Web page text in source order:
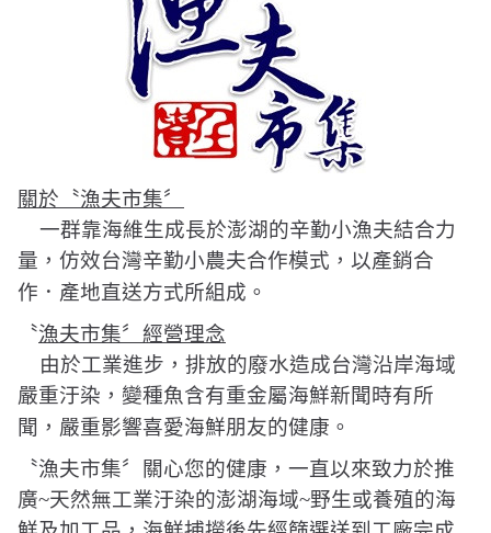
關於〝漁夫市集〞
一群靠海維生成長於澎湖的辛勤小漁夫結合力
量，仿效台灣辛勤小農夫合作模式，以產銷合
作．產地直送方式所組成 。
〝漁夫市集〞經營理念
由於工業進步，排放的廢水造成台灣沿岸海域
嚴重汙染，變種魚含有重金屬海鮮新聞時有所
聞，嚴重影響喜愛海鮮朋友的健康 。
〝漁夫市集〞關心您的健康，一直以來致力於推
廣~天然無工業汙染的澎湖海域~野生或養殖的海